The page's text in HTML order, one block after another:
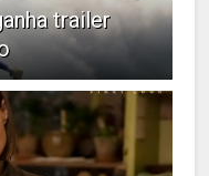
trailer